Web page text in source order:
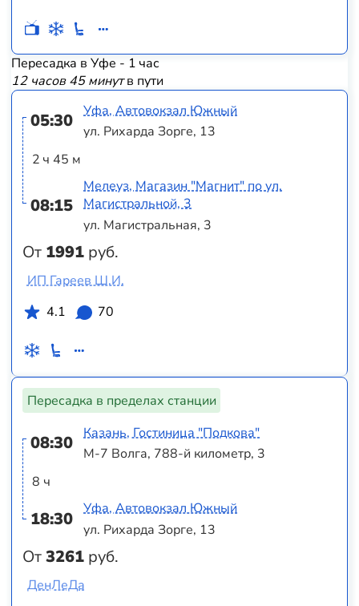
Пересадка в Уфе - 1 час
12 часов 45 минутв пути
05:30
2 ч 45 м
08:15
От 1991 руб.
Уфа, Автовокзал Южный
ул. Рихарда Зорге, 13
Мелеуз, Магазин "Магнит" по ул.
Магистральной, 3
ул. Магистральная, 3
ИП Гареев Ш.И.
4.1
70
Пересадка в пределах станции
08:30
8 ч
18:30
От3261 руб.
Казань, Гостиница "Подкова"
М-7 Волга, 788-й километр, 3
Уфа, Автовокзал Южный
ул. Рихарда Зорге, 13
ДенЛеДа